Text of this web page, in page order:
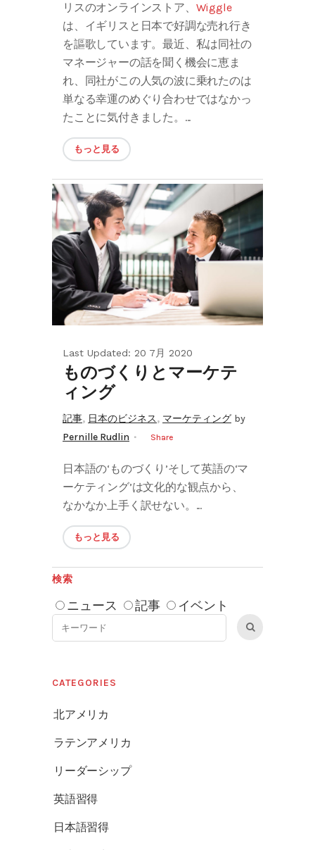
リスのオンラインストア、 Wiggle
は、イギリスと日本で好調な売れ行き
を謳歌しています。最近、私は同社の
マネージャーの話を聞く機会に恵ま
れ、同社がこの人気の波に乗れたのは
単なる幸運のめぐり合わせではなかっ
たことに気付きました。...
もっと見る
Last Updated: 20 7月 2020
ものづくりとマーケテ
ィング
記事, 日本のビジネス, マーケティング by
Pernille Rudlin
Share
日本語の‘ものづくり’そして英語の‘マ
ーケティング’は文化的な観点から、
なかなか上手く訳せない。...
もっと見る
検索
ニュース 記事 イベント
CATEGORIES
北アメリカ
ラテンアメリカ
リーダーシップ
英語習得
日本語習得